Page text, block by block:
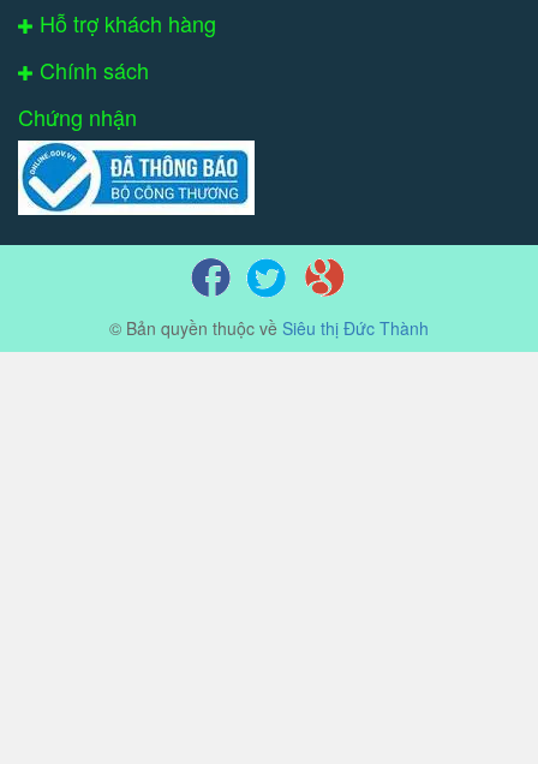
Hỗ trợ khách hàng
Chính sách
Chứng nhận
© Bản quyền thuộc về Siêu thị Đức Thành